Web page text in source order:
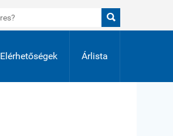

Elérhetőségek Árlista